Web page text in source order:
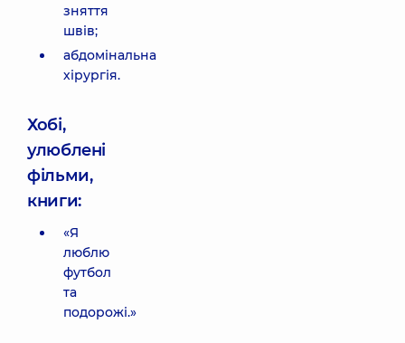
зняття
швів;
абдомінальна
хірургія.
Хобі,
улюблені
фільми,
книги:
«Я
люблю
футбол
та
подорожі.»